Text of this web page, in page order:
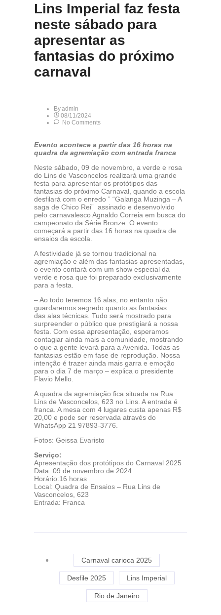
Lins Imperial faz festa
neste sábado para
apresentar as
fantasias do próximo
carnaval
ByAdmin
08/11/2024
No Comments
Evento acontece a partir das 16 horas na
quadra da agremiação com entrada franca
Neste sábado, 09 de novembro, a verde e rosa
do Lins de Vasconcelos realizará uma grande
festa para apresentar os protótipos das
fantasias do próximo Carnaval, quando a escola
desfilará com o enredo ” “Galanga Muzinga – A
saga de Chico Rei” assinado e desenvolvido
pelo carnavalesco Agnaldo Correia em busca do
campeonato da Série Bronze. O evento
começará a partir das 16 horas na quadra de
ensaios da escola.
A festividade já se tornou tradicional na
agremiação e além das fantasias apresentadas,
o evento contará com um show especial da
verde e rosa que foi preparado exclusivamente
para a festa.
– Ao todo teremos 16 alas, no entanto não
guardaremos segredo quanto as fantasias
das alas técnicas. Tudo será mostrado para
surpreender o público que prestigiará a nossa
festa. Com essa apresentação, esperamos
contagiar ainda mais a comunidade, mostrando
o que a gente levará para a Avenida. Todas as
fantasias estão em fase de reprodução. Nossa
intenção é trazer ainda mais garra e emoção
para o dia 7 de março – explica o presidente
Flavio Mello.
A quadra da agremiação fica situada na Rua
Lins de Vasconcelos, 623 no Lins. A entrada é
franca. A mesa com 4 lugares custa apenas R$
20,00 e pode ser reservada através do
WhatsApp 21 97893-3776.
Fotos: Geissa Evaristo
Serviço:
Apresentação dos protótipos do Carnaval 2025
Data: 09 de novembro de 2024
Horário:16 horas
Local: Quadra de Ensaios – Rua Lins de
Vasconcelos, 623
Entrada: Franca
Carnaval carioca 2025
Desfile 2025 Lins Imperial
Rio de Janeiro